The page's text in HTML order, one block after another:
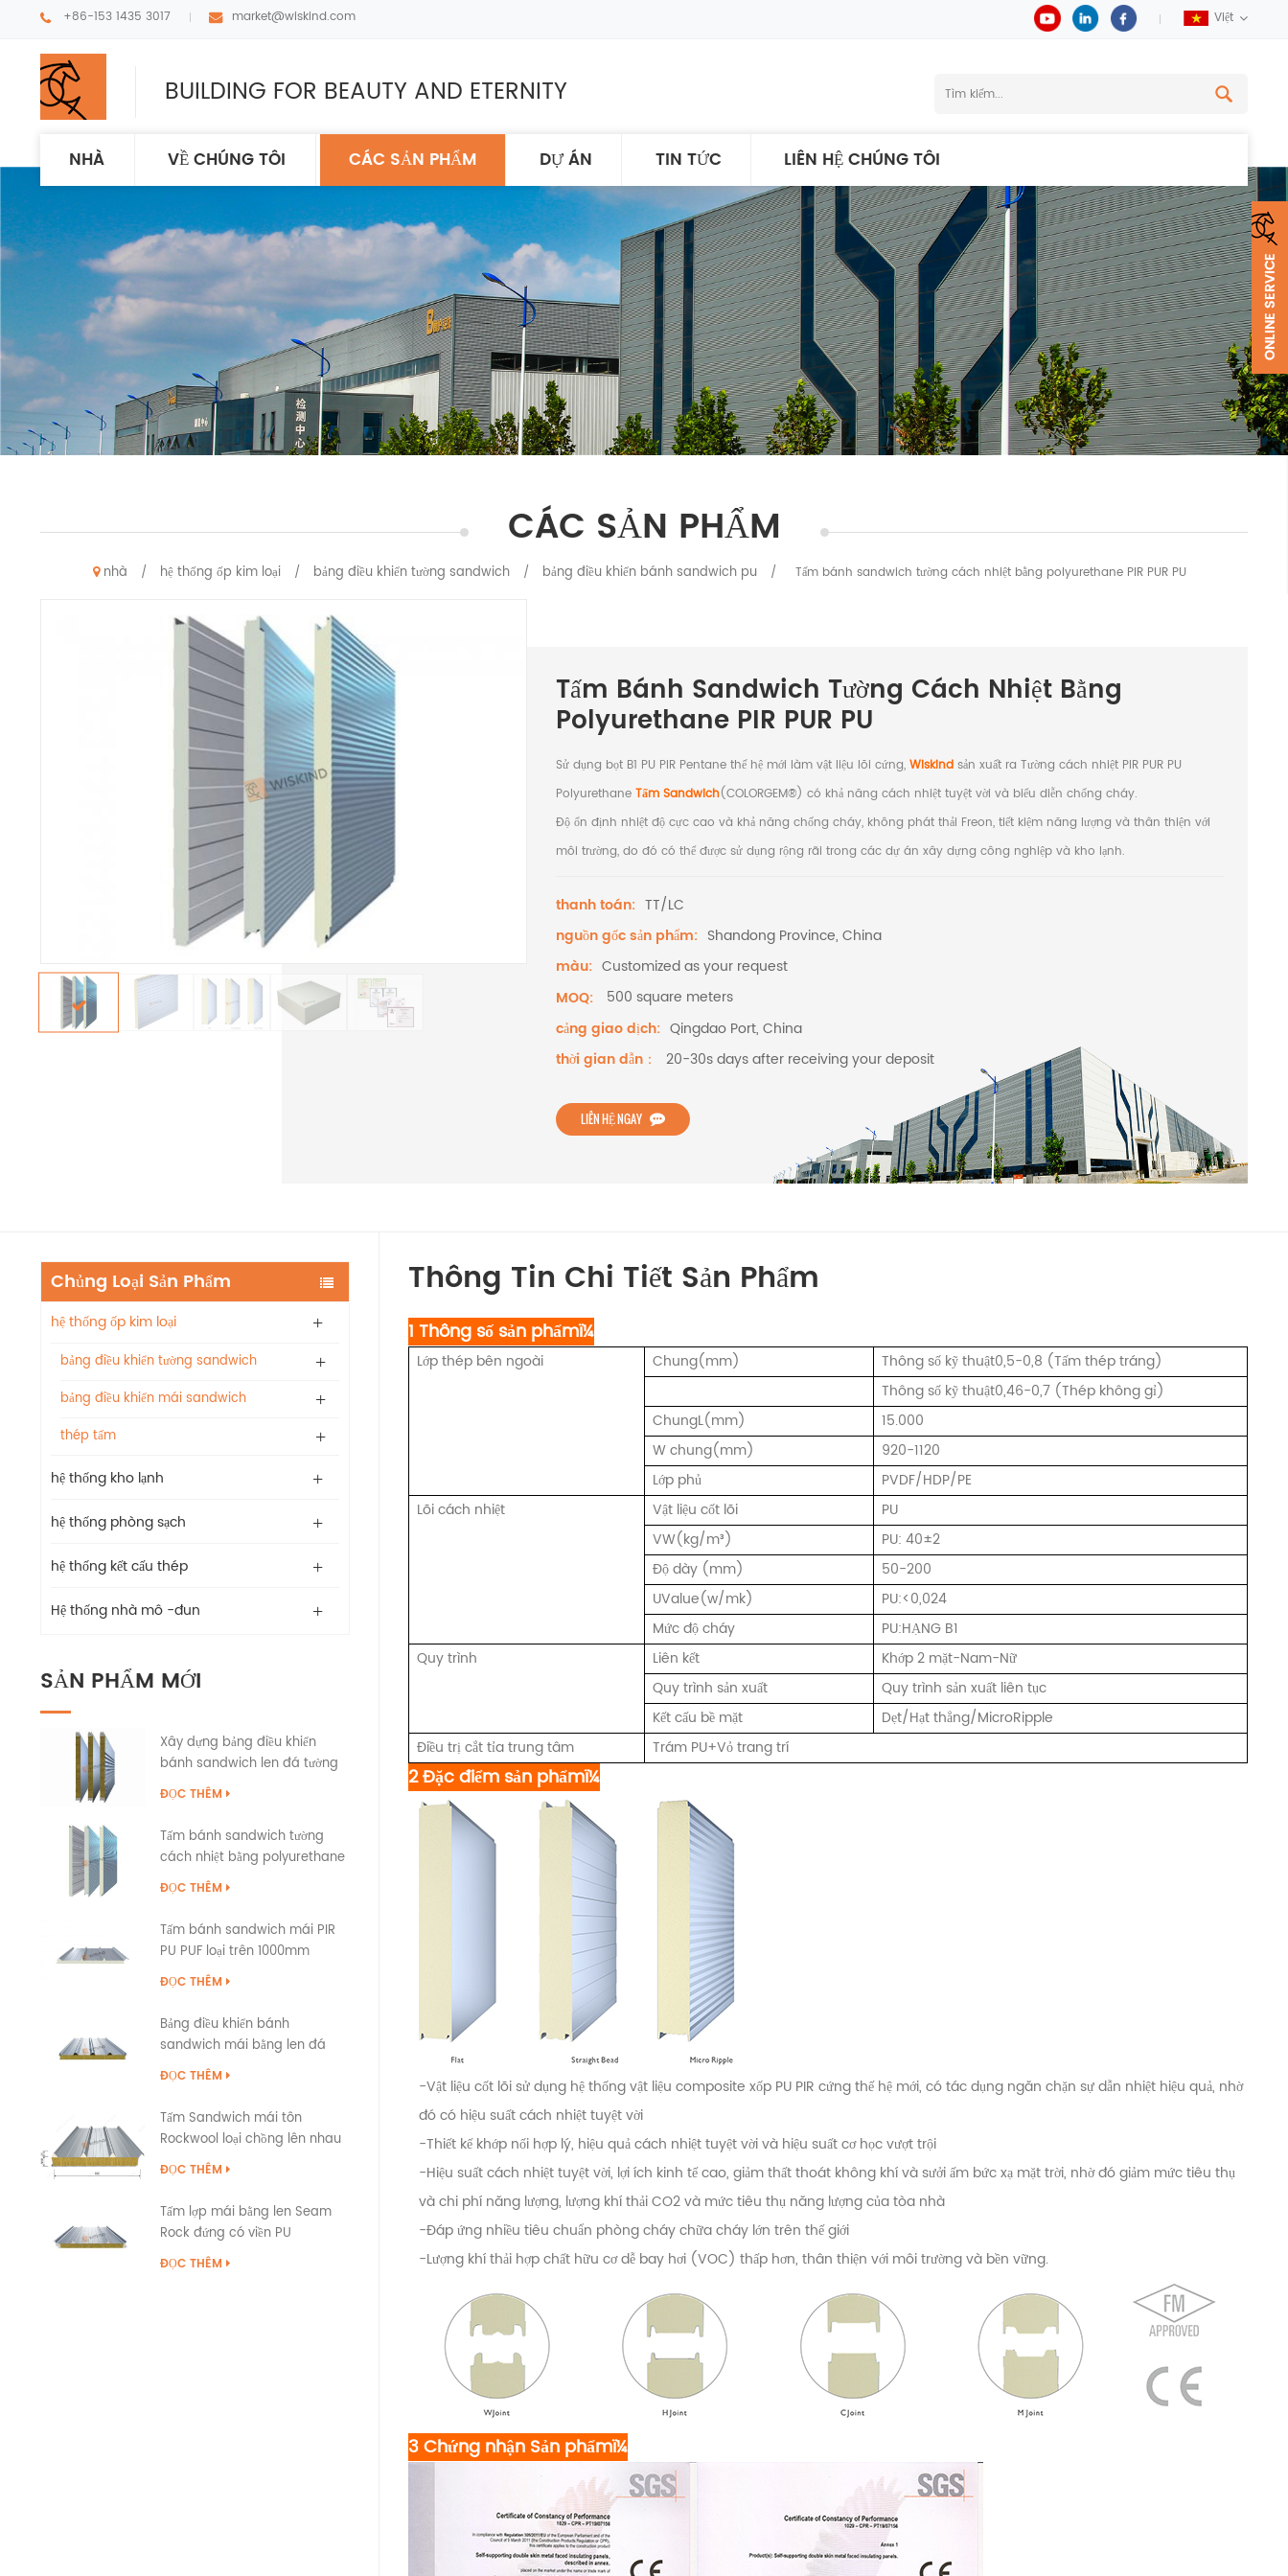
+86-153 1435 3017 market@wiskind.com Việt
BUILDING FOR BEAUTY AND ETERNITY
NHÀ VỀ CHÚNG TÔI CÁC SẢN PHẨM DỰ ÁN TIN TỨC LIÊN HỆ CHÚNG TÔI
CÁC SẢN PHẨM
nhà / hệ thống ốp kim loại / bảng điều khiển tường sandwich / bảng điều khiển bánh sandwich pu / Tấm bánh sandwich tường cách nhiệt bằng polyurethane PIR PUR PU
Tấm Bánh Sandwich Tường Cách Nhiệt Bằng
Polyurethane PIR PUR PU
Sử dụng bọt B1 PU PIR Pentane thế hệ mới làm vật liệu lõi cứng,Wiskind sản xuất ra Tường cách nhiệt PIR PUR PU
PolyurethaneTấm Sandwich(COLORGEM®) có khả năng cách nhiệt tuyệt vời và biểu diễn chống cháy.
Độ ổn định nhiệt độ cực cao và khả năng chống cháy, không phát thải Freon, tiết kiệm năng lượng và thân thiện với
môi trường, do đó có thể được sử dụng rộng rãi trong các dự án xây dựng công nghiệp và kho lạnh.
thanh toán: TT/LC
nguồn gốc sản phẩm: Shandong Province, China
màu: Customized as your request
MOQ:
500 square meters
cảng giao dịch: Qingdao Port, China
thời gian dẫn：
20-30s days after receiving your deposit
LIÊN HỆ NGAY
Chủng Loại Sản Phẩm
hệ thống ốp kim loại
bảng điều khiển tường sandwich
bảng điều khiển mái sandwich
thép tấm
hệ thống kho lạnh
hệ thống phòng sạch
hệ thống kết cấu thép
Hệ thống nhà mô -đun
SẢN PHẨM MỚI
Xây dựng bảng điều khiển
bánh sandwich len đá tường
ngoại thất với niêm phong
cạnh PU
ĐỌC THÊM
Tấm bánh sandwich tường
cách nhiệt bằng polyurethane
PIR PUR PU
ĐỌC THÊM
Tấm bánh sandwich mái PIR
PU PUF loại trên 1000mm
ĐỌC THÊM
Bảng điều khiển bánh
sandwich mái bằng len đá
được xếp hạng chống cháy
Snap Cap
ĐỌC THÊM
Tấm Sandwich mái tôn
Rockwool loại chồng lên nhau
ĐỌC THÊM
Tấm lợp mái bằng len Seam
Rock đứng có viền PU
ĐỌC THÊM
Thông Tin Chi Tiết Sản Phẩm
1 Thông số sản phẩmï¼
Lớp thép bên ngoài Chung(mm)
Thông số kỹ thuật0,5-0,8 (Tấm thép tráng)
Thông số kỹ thuật0,46-0,7 (Thép không gỉ)
ChungL(mm)
15.000
W chung(mm)
920-1120
Lớp phủ
PVDF/HDP/PE
Lõi cách nhiệt
Vật liệu cốt lõi
PU
VW(kg/m³)
PU: 40±2
Độ dày (mm)
50-200
UValue(w/mk)
PU:<0,024
Mức độ cháy
PU:HẠNG B1
Quy trình
Liên kết
Khớp 2 mặt-Nam-Nữ
Quy trình sản xuất
Quy trình sản xuất liên tục
Kết cấu bề mặt
Dẹt/Hạt thẳng/MicroRipple
Điều trị cắt tỉa trung tâm
Trám PU+Vỏ trang trí
2 Đặc điểm sản phẩmï¼
-Vật liệu cốt lõi sử dụng hệ thống vật liệu composite xốp PU PIR cứng thế hệ mới, có tác dụng ngăn chặn sự dẫn nhiệt hiệu quả, nhờ
đó có hiệu suất cách nhiệt tuyệt vời
-Thiết kế khớp nối hợp lý, hiệu quả cách nhiệt tuyệt vời và hiệu suất cơ học vượt trội
-Hiệu suất cách nhiệt tuyệt vời, lợi ích kinh tế cao, giảm thất thoát không khí và sưởi ấm bức xạ mặt trời, nhờ đó giảm mức tiêu thụ
và chi phí năng lượng, lượng khí thải CO2 và mức tiêu thụ năng lượng của tòa nhà
-Đáp ứng nhiều tiêu chuẩn phòng cháy chữa cháy lớn trên thế giới
-Lượng khí thải hợp chất hữu cơ dễ bay hơi (VOC) thấp hơn, thân thiện với môi trường và bền vững.
3 Chứng nhận Sản phẩmï¼